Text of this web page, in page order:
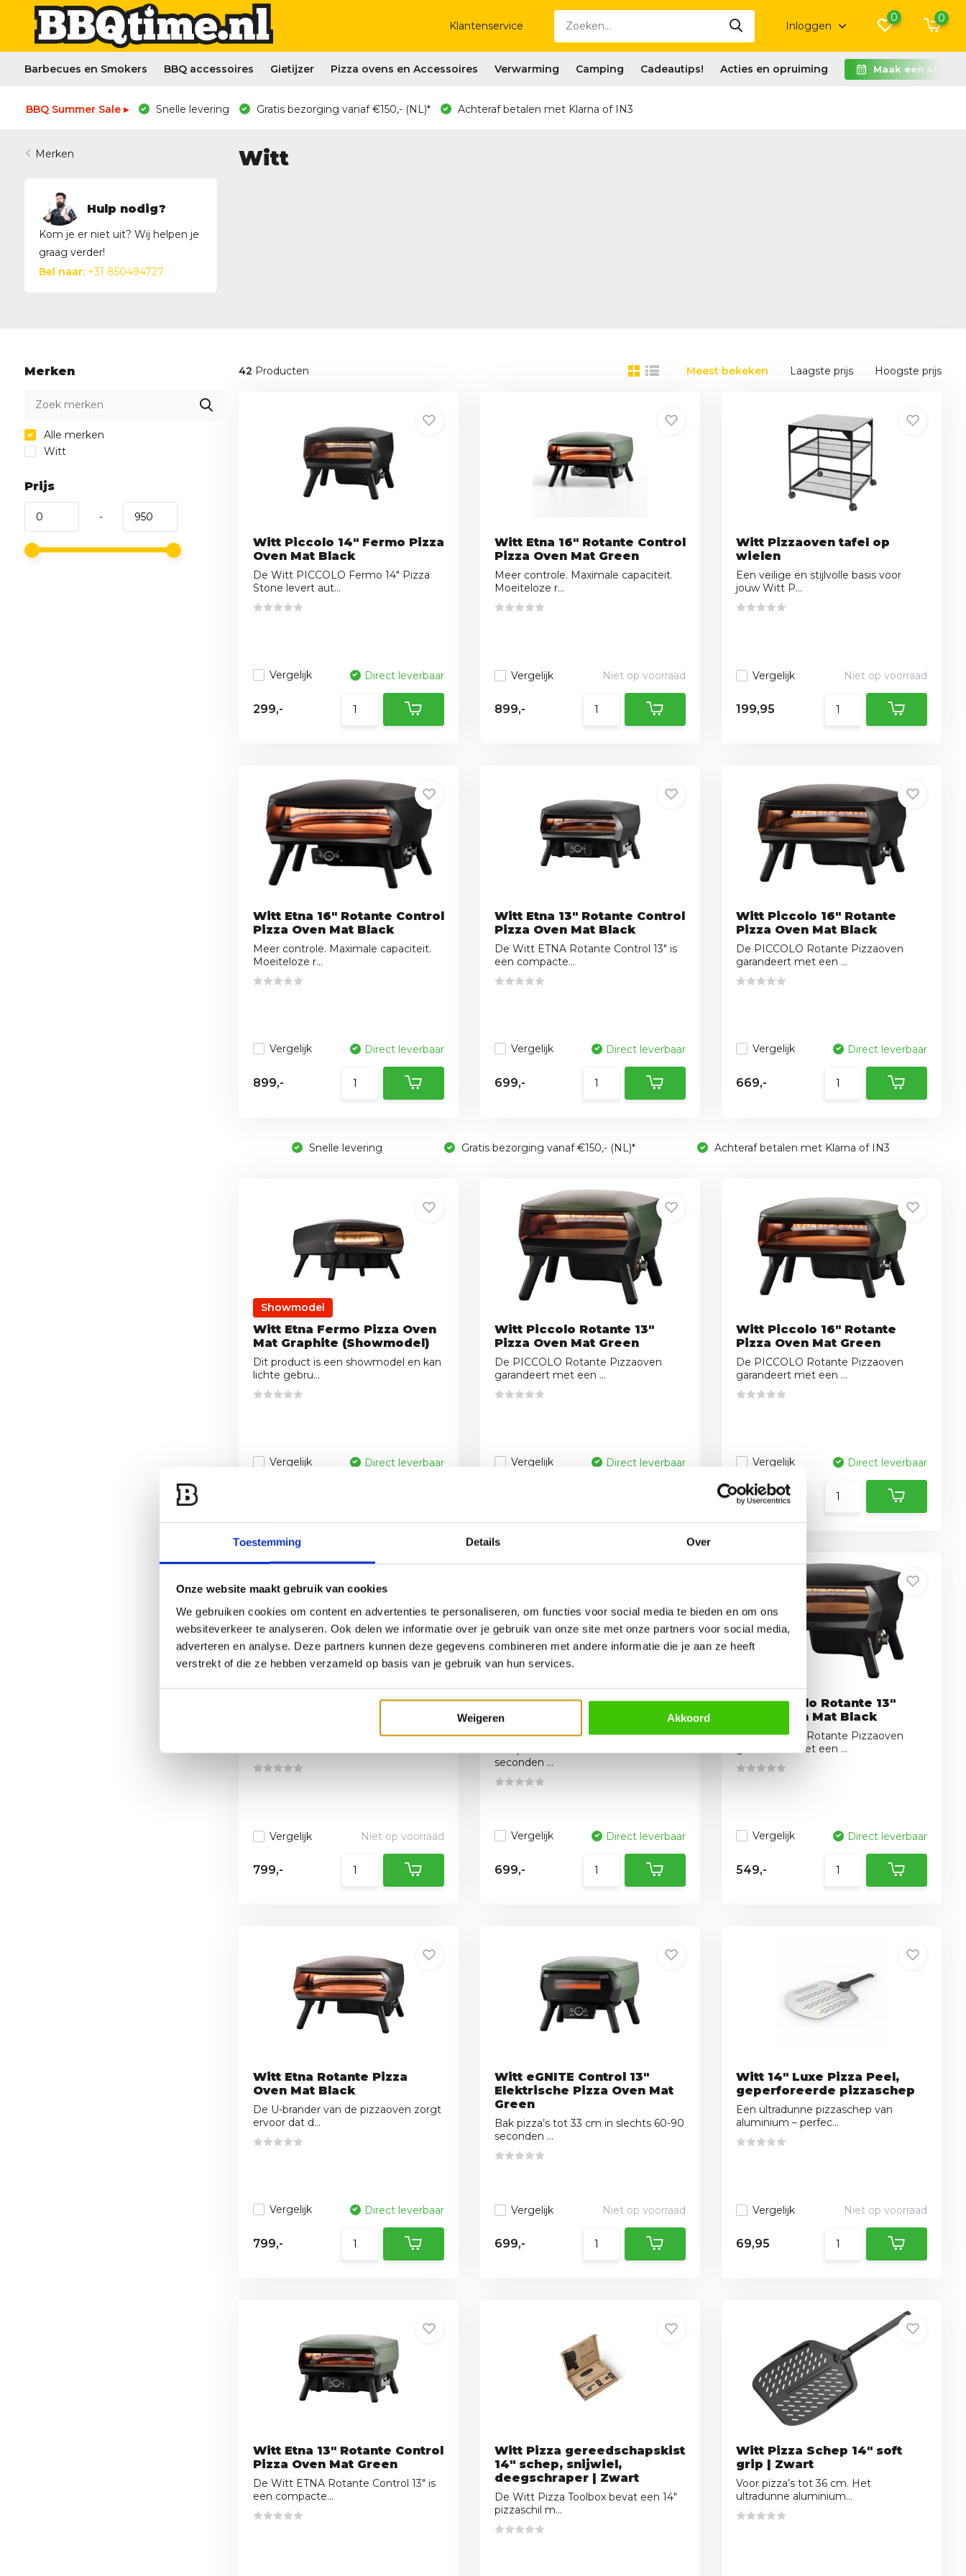
Toestemming Details Over
Onze website maakt gebruik van cookies
We gebruiken cookies om content en advertenties te personaliseren, om functies voor social media te bieden en om ons
websiteverkeer te analyseren. Ook delen we informatie over je gebruik van onze site met onze partners voor social media,
adverteren en analyse. Deze partners kunnen deze gegevens combineren met andere informatie die je aan ze heeft
verstrekt of die ze hebben verzameld op basis van je gebruik van hun services.
Weigeren Akkoord
Klantenservice Inloggen
0 0
Barbecues en Smokers BBQ accessoires Gietijzer Pizza ovens en Accessoires Verwarming Camping Cadeautips! Acties en opruiming Maak een
BBQ Summer Sale ▸ Snelle levering Gratis bezorging vanaf €150,- (NL)* Achteraf betalen met Klarna of IN3
Merken
Hulp nodig?
Kom je er niet uit? Wij helpen je
graag verder!
Bel naar:+31 850494727
Witt
Merken
Alle merken
Witt
Prijs
-
42 Producten Meest bekeken Laagste prijs Hoogste prijs
Witt Piccolo 14" Fermo Pizza
Oven Mat Black
De Witt PICCOLO Fermo 14" Pizza
Stone levert aut...
Vergelijk Direct leverbaar
299,-
Witt Etna 16" Rotante Control
Pizza Oven Mat Green
Meer controle. Maximale capaciteit.
Moeiteloze r...
Vergelijk Niet op voorraad
899,-
Witt Pizzaoven tafel op
wielen
Een veilige en stijlvolle basis voor
jouw Witt P...
Vergelijk Niet op voorraad
199,95
Witt Etna 16" Rotante Control
Pizza Oven Mat Black
Meer controle. Maximale capaciteit.
Moeiteloze r...
Vergelijk Direct leverbaar
899,-
Witt Etna 13" Rotante Control
Pizza Oven Mat Black
De Witt ETNA Rotante Control 13" is
een compacte...
Vergelijk Direct leverbaar
699,-
Witt Piccolo 16" Rotante
Pizza Oven Mat Black
De PICCOLO Rotante Pizzaoven
garandeert met een ...
Vergelijk Direct leverbaar
669,-
Snelle levering Gratis bezorging vanaf €150,- (NL)* Achteraf betalen met Klarna of IN3
Showmodel
Witt Etna Fermo Pizza Oven
Mat Graphite (Showmodel)
Dit product is een showmodel en kan
lichte gebru...
Vergelijk Direct leverbaar
Witt Piccolo Rotante 13"
Pizza Oven Mat Green
De PICCOLO Rotante Pizzaoven
garandeert met een ...
Vergelijk Direct leverbaar
Witt Piccolo 16" Rotante
Pizza Oven Mat Green
De PICCOLO Rotante Pizzaoven
garandeert met een ...
Vergelijk Direct leverbaar
669,-
Witt Etna Rotante Pizza
De U-brander van de pizzaoven zorgt
Vergelijk Niet op voorraad
799,-
Witt eGNITE Control 13"
Elektrische Pizza Oven Mat
seconden ...
Vergelijk Direct leverbaar
699,-
Witt Piccolo Rotante 13"
Pizza Oven Mat Black
De PICCOLO Rotante Pizzaoven
garandeert met een ...
Vergelijk Direct leverbaar
549,-
Witt Etna Rotante Pizza
Oven Mat Black
De U-brander van de pizzaoven zorgt
ervoor dat d...
Vergelijk Direct leverbaar
799,-
Witt eGNITE Control 13"
Elektrische Pizza Oven Mat
Green
Bak pizza’s tot 33 cm in slechts 60-90
seconden ...
Vergelijk Niet op voorraad
699,-
Witt 14″ Luxe Pizza Peel,
geperforeerde pizzaschep
Een ultradunne pizzaschep van
aluminium – perfec...
Vergelijk Niet op voorraad
69,95
Witt Etna 13" Rotante Control
Pizza Oven Mat Green
De Witt ETNA Rotante Control 13" is
een compacte...
Witt Pizza gereedschapskist
14" schep, snijwiel,
deegschraper | Zwart
De Witt Pizza Toolbox bevat een 14"
pizzaschil m...
Witt Pizza Schep 14" soft
grip | Zwart
Voor pizza’s tot 36 cm. Het
ultradunne aluminium...